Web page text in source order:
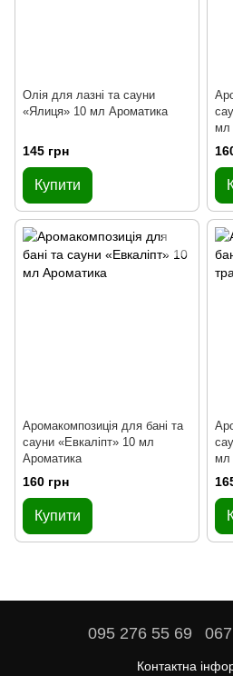
Олія для лазні та сауни
«Ялиця» 10 мл Ароматика
145 грн
Купити
мл
Аромакомпозиція для бані та
сауни «Евкаліпт» 10 мл
Ароматика
160 грн
Купити
мл
095 276 55 69
Контактна